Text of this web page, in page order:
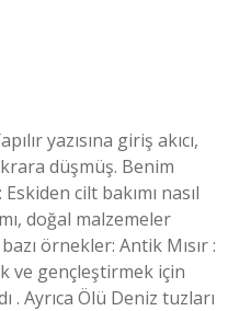
yazısına giriş akıcı,
düşmüş. Benim
cilt bakımı nasıl
doğal malzemeler
örnekler: Antik Mısır :
ve gençleştirmek için
. Ayrıca Ölü Deniz tuzları